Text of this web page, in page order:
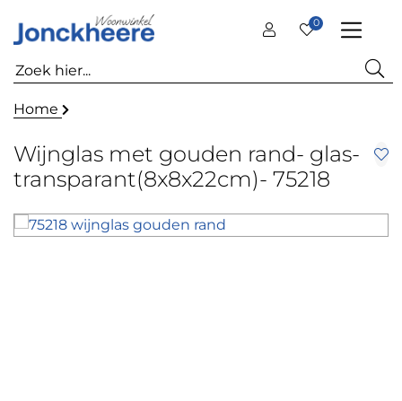
0
Home
Wijnglas met gouden rand- glas-
transparant(8x8x22cm)- 75218